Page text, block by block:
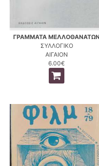
ΓΡΑΜΜΑΤΑ ΜΕΛΛΟΘΑΝΑΤΩΝ
ΣΥΛΛΟΓΙΚΟ
ΑΙΓΑΙΟΝ
6.00€